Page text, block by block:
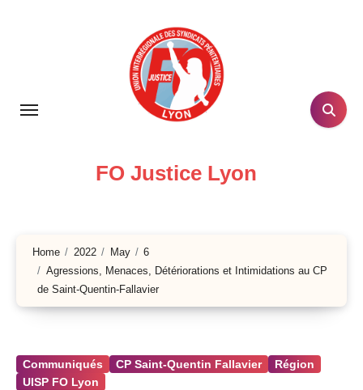
FO Justice Lyon
Home 2022 May
6
Agressions, Menaces, Détériorations et Intimidations au CP
de Saint-Quentin-Fallavier
Communiqués CP Saint-Quentin Fallavier
Région
UISP FO Lyon